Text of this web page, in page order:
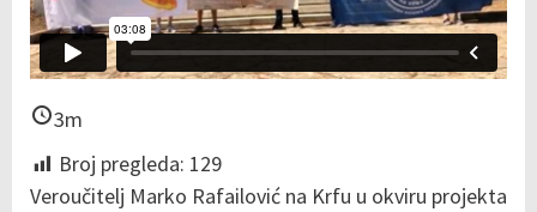
3m
Broj pregleda: 129
Veroučitelj Marko Rafailović na Krfu u okviru projekta